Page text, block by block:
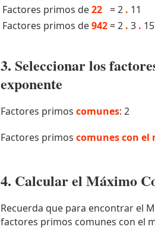
Factores primos de22 =2 . 11
Factores primos de942 =2 . 3 .
3. Seleccionar los
exponente
Factores primos comunes: 2
Factores primos comunes con el
4. Calcular el Máximo
Recuerda que para encontrar el
factores primos comunes con el